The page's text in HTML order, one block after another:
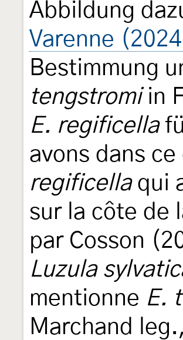
Abbildung
Varenne
Bestimmung
tengstromiin
E. regificella
avons dans
regificellaqui
sur la côte de
par Cosson
Luzula
mentionne E.
Marchand